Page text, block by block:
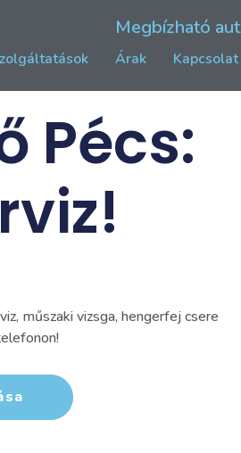
Megbízható
Árak Kapcsolat
Pécs:
műszaki vizsga, hengerfej csere